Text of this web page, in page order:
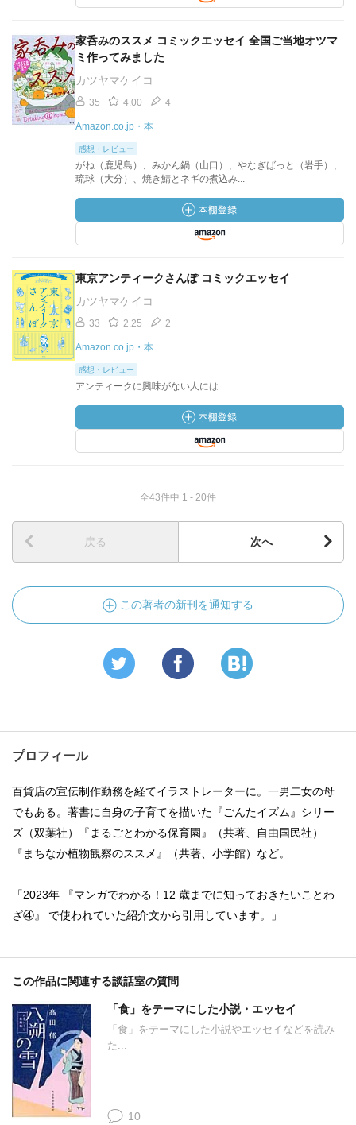
家呑みのススメ コミックエッセイ 全国ご当地オツマ
ミ作ってみました
カツヤマケイコ
35 4.00 4
Amazon.co.jp・本
感想・レビュー
がね（鹿児島）、みかん鍋（山口）、やなぎばっと（岩手）、
琉球（大分）、焼き鯖とネギの煮込み...
東京アンティークさんぽ コミックエッセイ
カツヤマケイコ
33 2.25 2
Amazon.co.jp・本
感想・レビュー
アンティークに興味がない人には…
全43件中 1 - 20件
戻る 次へ
この著者の新刊を通知する
プロフィール
百貨店の宣伝制作勤務を経てイラストレーターに。一男二女の母
でもある。著書に自身の子育てを描いた『ごんたイズム』シリー
ズ（双葉社）『まるごとわかる保育園』（共著、自由国民社）
『まちなか植物観察のススメ』（共著、小学館）など。
「2023年 『マンガでわかる！12 歳までに知っておきたいことわ
ざ④』 で使われていた紹介文から引用しています。」
この作品に関連する談話室の質問
「食」をテーマにした小説・エッセイ
「食」をテーマにした小説やエッセイなどを読み
た...
10